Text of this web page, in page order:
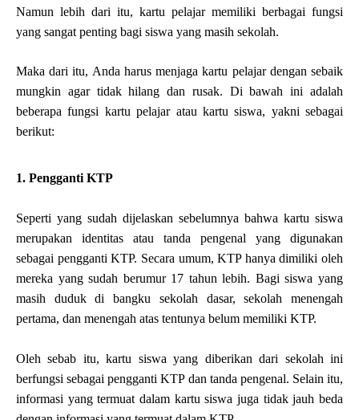
Namun lebih dari itu, kartu pelajar memiliki berbagai fungsi
yang sangat penting bagi siswa yang masih sekolah.
Maka dari itu, Anda harus menjaga kartu pelajar dengan sebaik
mungkin agar tidak hilang dan rusak. Di bawah ini adalah
beberapa fungsi kartu pelajar atau kartu siswa, yakni sebagai
berikut:
1. Pengganti KTP
Seperti yang sudah dijelaskan sebelumnya bahwa kartu siswa
merupakan identitas atau tanda pengenal yang digunakan
sebagai pengganti KTP. Secara umum, KTP hanya dimiliki oleh
mereka yang sudah berumur 17 tahun lebih. Bagi siswa yang
masih duduk di bangku sekolah dasar, sekolah menengah
pertama, dan menengah atas tentunya belum memiliki KTP.
Oleh sebab itu, kartu siswa yang diberikan dari sekolah ini
berfungsi sebagai pengganti KTP dan tanda pengenal. Selain itu,
informasi yang termuat dalam kartu siswa juga tidak jauh beda